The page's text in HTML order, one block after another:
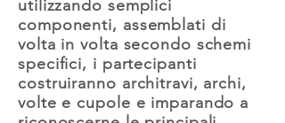
utilizzando semplici
componenti, assemblati di
volta in volta secondo schemi
specifici, i partecipanti
costruiranno architravi, archi,
volte e cupole e imparando a